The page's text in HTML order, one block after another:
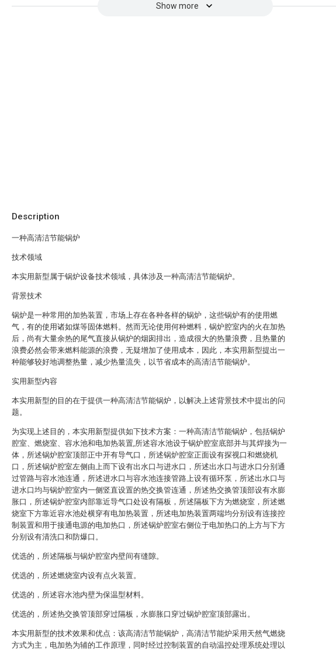
Show more
Description
一种高清洁节能锅炉
技术领域
本实用新型属于锅炉设备技术领域，具体涉及一种高清洁节能锅炉。
背景技术
锅炉是一种常用的加热装置，市场上存在各种各样的锅炉，这些锅炉有的使用燃
气，有的使用诸如煤等固体燃料。然而无论使用何种燃料，锅炉腔室内的火在加热
后，尚有大量余热的尾气直接从锅炉的烟囱排出，造成很大的热量浪费，且热量的
浪费必然会带来燃料能源的浪费，无疑增加了使用成本，因此，本实用新型提出一
种能够较好地调整热量，减少热量流失，以节省成本的高清洁节能锅炉。
实用新型内容
本实用新型的目的在于提供一种高清洁节能锅炉，以解决上述背景技术中提出的问
题。
为实现上述目的，本实用新型提供如下技术方案：一种高清洁节能锅炉，包括锅炉
腔室、燃烧室、容水池和电加热装置,所述容水池设于锅炉腔室底部并与其焊接为一
体，所述锅炉腔室顶部正中开有导气口，所述锅炉腔室正面设有探视口和燃烧机
口，所述锅炉腔室左侧由上而下设有出水口与进水口，所述出水口与进水口分别通
过管路与容水池连通，所述进水口与容水池连接管路上设有循环泵，所述出水口与
进水口均与锅炉腔室内一侧竖直设置的热交换管连通，所述热交换管顶部设有水膨
胀口，所述锅炉腔室内部靠近导气口处设有隔板，所述隔板下方为燃烧室，所述燃
烧室下方靠近容水池处横穿有电加热装置，所述电加热装置两端均分别设有连接控
制装置和用于接通电源的电加热口，所述锅炉腔室右侧位于电加热口的上方与下方
分别设有清洗口和防爆口。
优选的，所述隔板与锅炉腔室内壁间有缝隙。
优选的，所述燃烧室内设有点火装置。
优选的，所述容水池内壁为保温型材料。
优选的，所述热交换管顶部穿过隔板，水膨胀口穿过锅炉腔室顶部露出。
本实用新型的技术效果和优点：该高清洁节能锅炉，高清洁节能炉采用天然气燃烧
方式为主，电加热为辅的工作原理，同时经过控制装置的自动温控处理系统处理以